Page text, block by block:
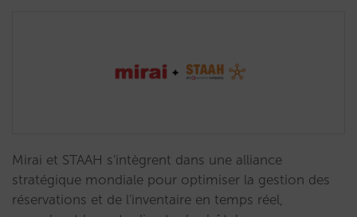
Mirai et STAAH s'intègrent dans une alliance
stratégique mondiale pour optimiser la gestion des
réservations et de l'inventaire en temps réel,